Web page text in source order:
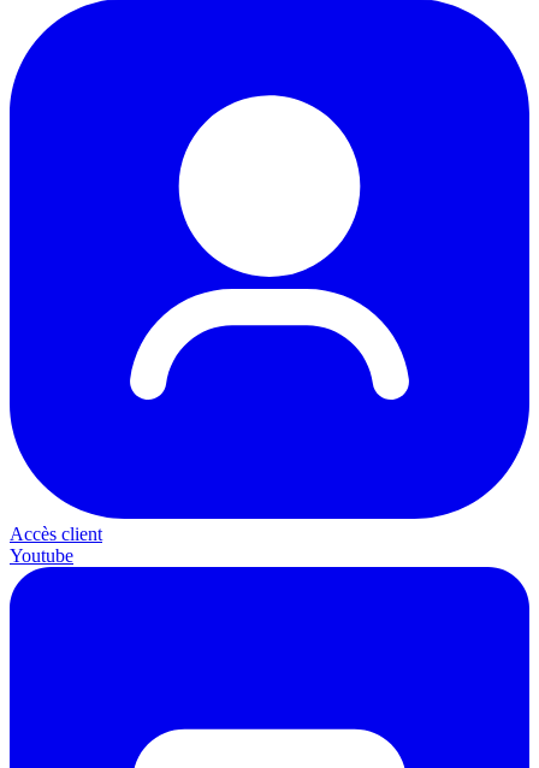
Accès client
Youtube